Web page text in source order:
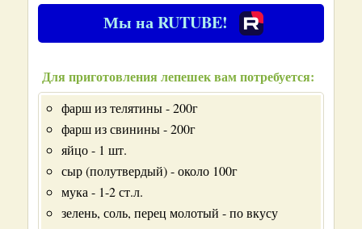
Мы на RUTUBE!
Для приготовления лепешек вам потребуется:
фарш из телятины - 200г
фарш из свинины - 200г
яйцо - 1 шт.
сыр (полутвердый) - около 100г
мука - 1-2 ст.л.
зелень, соль, перец молотый - по вкусу